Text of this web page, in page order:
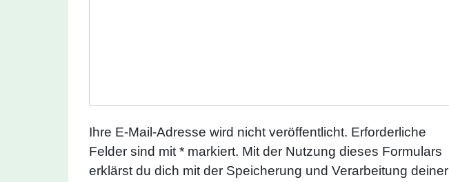
Ihre E-Mail-Adresse wird nicht veröffentlicht. Erforderliche
Felder sind mit * markiert. Mit der Nutzung dieses Formulars
erklärst du dich mit der Speicherung und Verarbeitung deiner